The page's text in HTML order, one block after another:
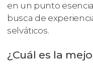
en un punto
busca de
selváticos.
¿Cuál es la